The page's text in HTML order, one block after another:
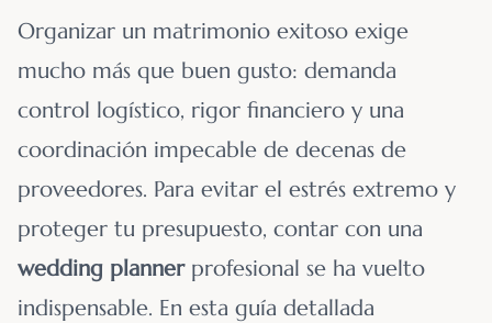
Organizar un matrimonio exitoso exige
mucho más que buen gusto: demanda
control logístico, rigor financiero y una
coordinación impecable de decenas de
proveedores. Para evitar el estrés extremo y
proteger tu presupuesto, contar con una
wedding plannerprofesional se ha vuelto
indispensable. En esta guía detallada